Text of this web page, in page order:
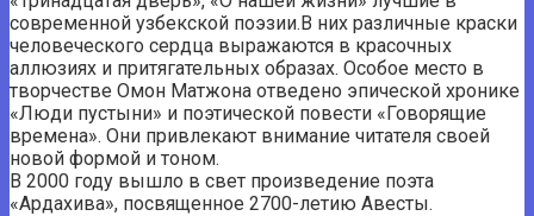
современной узбекской поэзии.В них различные краски
человеческого сердца выражаются в красочных
аллюзиях и притягательных образах. Особое место в
творчестве Омон Матжона отведено эпической хронике
«Люди пустыни» и поэтической повести «Говорящие
времена». Они привлекают внимание читателя своей
новой формой и тоном.
В 2000 году вышло в свет произведение поэта
«Ардахива», посвященное 2700-летию Авесты.